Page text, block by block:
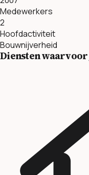
Medewerkers
2
Hoofdactiviteit
Bouwnijverheid
Diensten